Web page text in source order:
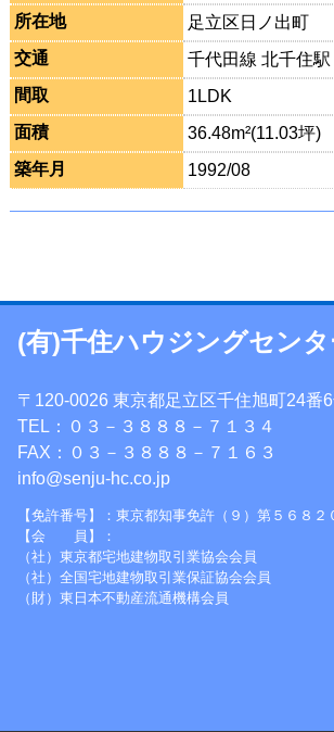
所在地
足立区日ノ出町
交通
千代田線 北千住
間取
1LDK
面積
36.48m²(11.03坪)
築年月
1992/08
(有)千住ハウジングセンタ
〒120-0026 東京都足立区千住旭町24番
TEL：０３－３８８８－７１３４
FAX：０３－３８８８－７１６３
info@senju-hc.co.jp
【免許番号】：東京都知事免許（９）第５６８２
【会 員】：
（社）東京都宅地建物取引業協会会員
（社）全国宅地建物取引業保証協会会員
（財）東日本不動産流通機構会員